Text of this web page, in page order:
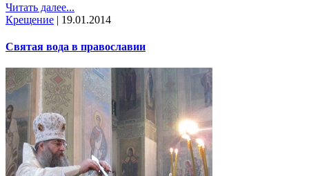
Читать далее...
Крещение | 19.01.2014
Святая вода в православии